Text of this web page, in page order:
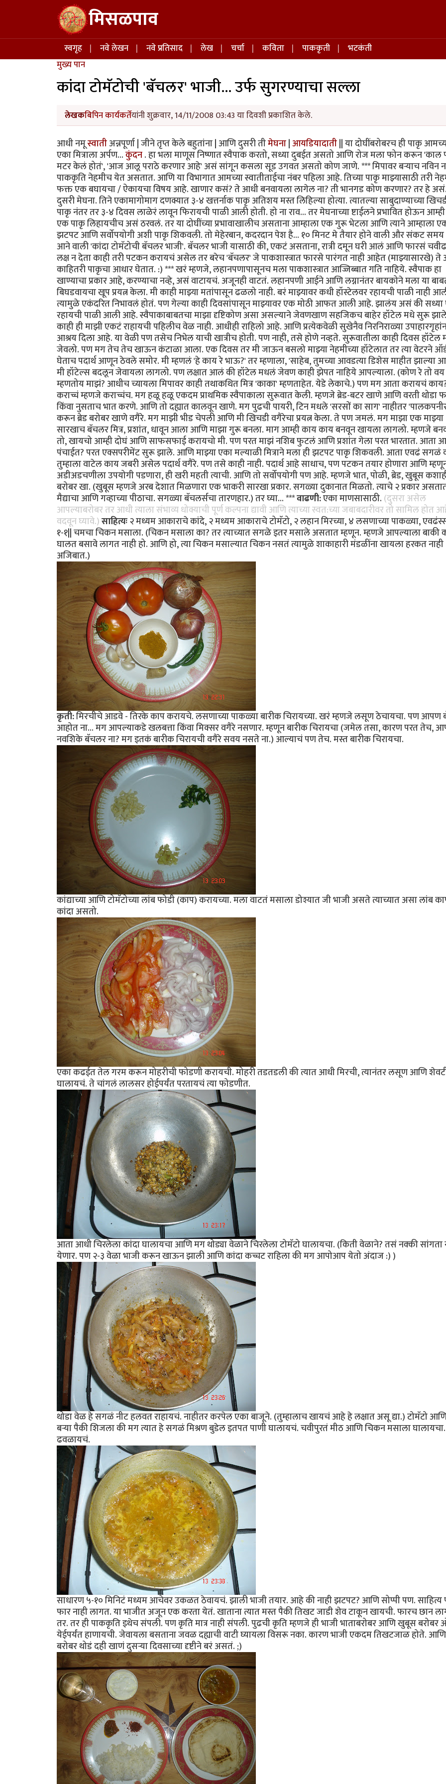
Skip to main content मिसळपाव
Main navigation
स्वगृह नवे लेखन नवे प्रतिसाद लेख चर्चा कविता पाककृती
भटकंती
मुख्य पान
कांदा टोमॅटोची 'बॅचलर' भाजी... उर्फ सुगरण्याचा सल्ला
लेखकबिपिन कार्यकर्तेयांनी शुक्रवार, 14/11/2008 03:43 या दिवशी प्रकाशित केले.
आधी नमूस्वातीअन्नपूर्णा | जीने तृप्त केले बहुतांना | आणि दुसरी तीमेघना|आयडियादाती|| या दोघींबरोबरच ही पाकृ
एका मित्राला अर्पण...कुंदन. हा भला माणूस निष्णात स्वैपाक करतो, सध्या दुबईत असतो आणि रोज मला फोन करून 'काल
मटर केलं होतं', 'आज आलू पराठे करणार आहे' असं सांगून कसला सूड उगवत असतो कोण जाणे. *** मिपावर बर्‍याच नविन
पाककृति नेहमीच येत असतात. आणि या विभागात आमच्या स्वातीताईचा नंबर पहिला आहे. तिच्या पाकृ माझ्यासाठी तरी
फक्त एक बघायचा / ऐकायचा विषय आहे. खाणार कसं? ते आधी बनवायला लागेल ना? ती भानगड कोण करणार? तर हे
दुसरी मेघना. तिने एकामागोमाग दणक्यात ३-४ खत्तर्नाक पाकृ अतिशय मस्त लिहिल्या होत्या. त्यातल्या साबुदाण्याच्या
पाकृ नंतर तर ३-४ दिवस लाळेरं लावून फिरायची पाळी आली होती. हो ना राव... तर मेघनाच्या ष्टाईलने प्रभावित होऊन
एक पाकृ लिहायचीच असं ठरवलं. तर या दोघींच्या प्रभावाखालीच असताना आम्हाला एक गुरू भेटला आणि त्याने आम्हाला
झटपट आणि सर्वोपयोगी अशी पाकृ शिकवली. तो मेहेरबान, कदरदान पेश है... १० मिनट मे तैयार होने वाली और संकट
आने वाली 'कांदा टोमॅटोची बॅचलर भाजी'. बॅचलर भाजी यासाठी की, एकटं असताना, रात्री दमून घरी आलं आणि फारसं
लक्ष न देता काही तरी पटकन करायचं असेल तर बरेच 'बॅचलर' जे पाकशास्त्रात फारसे पारंगत नाही आहेत (माझ्यासारखे) ते
काहितरी पाकृचा आधार घेतात. :) *** खरं म्हणजे, लहानपणापासूनच मला पाकशास्त्रात आज्जिब्बात गति नाहिये. स्वैपाक हा
खाण्याचा प्रकार आहे, करण्याचा नव्हे, असं वाटायचं. अजूनही वाटतं. लहानपणी आईने आणि लग्नानंतर बायकोने मला या
बिघडवायचा खूप प्रयत्न केला. मी काही माझ्या मतांपासून ढळलो नाही. बरं माझ्यावर कधी हॉस्टेलवर रहायची पाळी नाही
त्यामुळे एकंदरित निभावलं होतं. पण गेल्या काही दिवसांपासून माझ्यावर एक मोठी आफत आली आहे. झालंय असं की
रहायची पाळी आली आहे. स्वैपाकाबाबतचा माझा दृष्टिकोण असा असल्याने जेवणखाण सहजिकच बाहेर हॉटेल मधे सुरू
काही ही माझी एकटं राहायची पहिलीच वेळ नाही. आधीही राहिलो आहे. आणि प्रत्येकवेळी सुखेनैव निरनिराळ्या
आश्रय दिला आहे. या वेळी पण तसेच निभेल याची खात्रीच होती. पण नाही, तसे होणे नव्हते. सुरूवातीला काही दिवस हॉटेल
जेवलो. पण मग तेच तेच खाऊन कंटाळा आला. एक दिवस तर मी जाऊन बसलो माझ्या नेहमीच्या हॉटेलात तर त्या वेटरने
घेताच पदार्थ आणून ठेवले समोर. मी म्हणलं 'हे काय रे भाऊ?' तर म्हणाला, 'साहेब, तुमच्या आवडत्या डिशेस माहीत झाल्या
मी हॉटेल्स बदलून जेवायला लागलो. पण लक्षात आलं की हॉटेल मधलं जेवण काही झेपत नाहिये आपल्याला. (कोण रे तो
म्हणतोय माझं? आधीच च्यायला मिपावर काही तथाकथित मित्र 'काका' म्हणताहेत. येडे लेकाचे.) पण मग आता करायचं
कराच्चं म्हणजे कराच्चंच. मग हळू हळू एकदम प्राथमिक स्वैपाकाला सुरूवात केली. म्हणजे ब्रेड-बटर खाणे आणि वरती थोडा
किंवा नुसताच भात करणे. आणि तो दह्यात कालवून खाणे. मग पुढची पायरी, टिन मधले 'सरसों का साग' नाहीतर
करून ब्रेड बरोबर खाणे वगैरे. मग माझी भीड चेपली आणि मी खिचडी वगैरेचा प्रयत्न केला. ते पण जमलं. मग माझा एक माझ्या
सारखाच बॅचलर मित्र, प्रशांत, धावून आला आणि माझा गुरू बनला. माग आम्ही काय काय बनवून खायला लागलो. म्हणजे
तो, खायचो आम्ही दोघं आणि साफसफाई करायचो मी. पण परत माझं नशिब फुटलं आणि प्रशांत गेला परत भारतात. आता
पंचाईत? परत एक्सपरीमेंट सुरू झाले. आणि माझ्या एका मल्याळी मित्राने मला ही झटपट पाकृ शिकवली. आता एवढं सगळं
तुम्हाला वाटेल काय जबरी असेल पदार्थ वगैरे. पण तसे काही नाही. पदार्थ आहे साधाच, पण पटकन तयार होणारा आणि
अडीअडचणीला उपयोगी पडणारा, ही खरी महती त्याची. आणि तो सर्वोपयोगी पण आहे. म्हणजे भात, पोळी, ब्रेड, खुबूस
बरोबर खा. (खुबूस म्हणजे अरब देशात मिळणारा एक भाकरी सारखा प्रकार. सगळ्या दुकानात मिळतो. त्याचे २ प्रकार
मैद्याचा आणि गव्हाच्या पीठाचा. सगळ्या बॅचलर्सचा तारणहार.) तर घ्या... ***वाढणी:एका माणसासाठी.(दुसरा असेल
आपल्याबरोबर तर आधी त्याला संभाव्य धोक्याची पूर्ण कल्पना द्यावी आणि त्याच्या स्वत:च्या जबाबदारीवर तो सामिल होत
वदवून घ्यावे.)साहित्यः२ मध्यम आकाराचे कांदे, २ मध्यम आकाराचे टोमॅटो, २ लहान मिरच्या, ४ लसणाच्या पाकळ्या,
१-१|| चमचा चिकन मसाला. (चिकन मसाला का? तर त्याच्यात सगळे इतर मसाले असतात म्हणून. म्हणजे आपल्याला बाकी
घालत बसावे लागत नाही हो. आणि हो, त्या चिकन मसाल्यात चिकन नसतं त्यामुळे शाकाहारी मंडळींना खायला हरकत नाही
अजिबात.)
कृती:मिरचीचे आडवे - तिरके काप करायचे. लसणाच्या पाकळ्या बारीक चिरायच्या. खरं म्हणजे लसूण ठेचायचा. पण
आहोत ना... मग आपल्याकडे खलबत्ता किंवा मिक्सर वगैरे नसणार. म्हणून बारीक चिरायचा (जमेल तसा, कारण परत तेच,
नवशिके बॅचलर ना? मग इतकं बारीक चिरायची वगैरे सवय नसते ना.) आल्याचं पण तेच. मस्त बारीक चिरायचा.
कांद्याच्या आणि टोमॅटोच्या लांब फोडी (काप) करायच्या. मला वाटतं मसाला डोश्यात जी भाजी असते त्याच्यात असा लांब
कांदा असतो.
एका कढईत तेल गरम करून मोहरीची फोडणी करायची. मोहरी तडतडली की त्यात आधी मिरची, त्यानंतर लसूण आणि
घालायचं. ते चांगलं लालसर होईपर्यंत परतायचं त्या फोडणीत.
आता आधी चिरलेला कांदा घालायचा आणि मग थोड्या वेळाने चिरलेला टोमॅटो घालायचा. (किती वेळाने? तसं नक्की सांगता
येणार. पण २-३ वेळा भाजी करून खाऊन झाली आणि कांदा कच्चट राहिला की मग आपोआप येतो अंदाज :) )
थोडा वेळ हे सगळं नीट हलवत राहायचं. नाहीतर करपेल एका बाजूने. (तुम्हालाच खायचं आहे हे लक्षात असू द्या.) टोमॅटो
बर्‍या पैकी शिजला की मग त्यात हे सगळं मिश्रण बुडेल इतपत पाणी घालायचं. चवीपुरतं मीठ आणि चिकन मसाला
ढवळायचं.
साधारण ५-१० मिनिटं मध्यम आचेवर उकळत ठेवायचं. झाली भाजी तयार. आहे की नाही झटपट? आणि सोप्पी पण.
फार नाही लागत. या भाजीत अजून एक करता येतं. खाताना त्यात मस्त पैकी तिखट जाडी शेव टाकून खायची. फारच छान
तर. तर ही पाककृति इथेच संपली. पण कृति मात्र नाही संपली. पुढची कृति म्हणजे ही भाजी भाताबरोबर आणि खुबूस बरोबर
येईपर्यंत हाणायची. जेवायला बसताना जवळ दह्याची वाटी घ्यायला विसरू नका. कारण भाजी एकदम तिखटजाळ होते. आणि
बरोबर थोडं दही खाणं दुसर्‍या दिवसाच्या दृष्टीने बरं असतं. ;)